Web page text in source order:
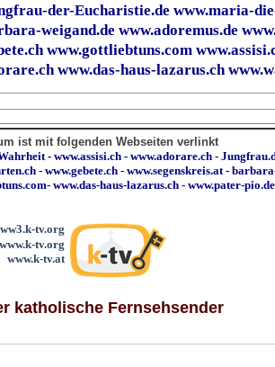
der-Eucharistie.de www.maria-
weigand.de www.adoremus.de
www.gottliebtuns.com
www.das-haus-lazarus.ch
ist mit folgenden Webseiten verlinkt
- www.assisi.ch - www.adorare.ch -
- www.gebete.ch - www.segenskreis.at-
- www.das-haus-lazarus.ch - www.pater-pio.de
tv.org
www.k-tv.org
www.k-tv.at
katholische Fernsehsender